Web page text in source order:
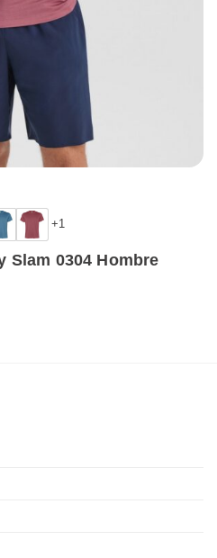
+1
Slam 0304 Hombre